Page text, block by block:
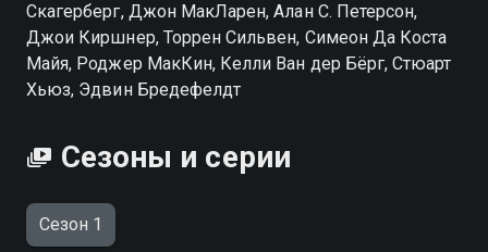
Скагерберг, Джон МакЛарен, Алан С. Петерсон,
Джои Киршнер, Торрен Сильвен, Симеон Да Коста
Майя, Роджер МакКин, Келли Ван дер Бёрг, Стюарт
Хьюз, Эдвин Бредефелдт
Сезоны и серии
Сезон 1